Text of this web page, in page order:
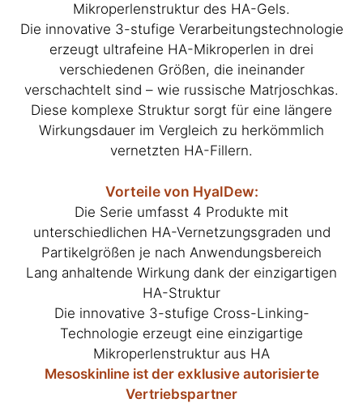
Mikroperlenstruktur des HA-Gels.
Die innovative 3-stufige Verarbeitungstechnologie
erzeugt ultrafeine HA-Mikroperlen in drei
verschiedenen Größen, die ineinander
verschachtelt sind – wie russische Matrjoschkas.
Diese komplexe Struktur sorgt für eine längere
Wirkungsdauer im Vergleich zu herkömmlich
vernetzten HA-Fillern.
Vorteile von HyalDew:
Die Serie umfasst 4 Produkte mit
unterschiedlichen HA-Vernetzungsgraden und
Partikelgrößen je nach Anwendungsbereich
Lang anhaltende Wirkung dank der einzigartigen
HA-Struktur
Die innovative 3-stufige Cross-Linking-
Technologie erzeugt eine einzigartige
Mikroperlenstruktur aus HA
Mesoskinline ist der exklusive autorisierte
Vertriebspartner